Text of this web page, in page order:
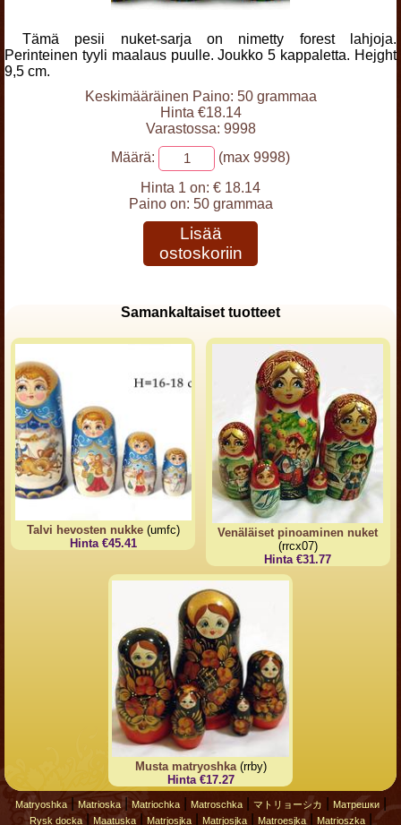
Tämä pesii nuket-sarja on nimetty forest lahjoja.
Perinteinen tyyli maalaus puulle. Joukko 5 kappaletta. Hejght
9,5 cm.
Keskimääräinen Paino: 50 grammaa
Hinta €18.14
Varastossa: 9998
Määrä:
(max 9998)
Hinta 1 on: € 18.14
Paino on: 50 grammaa
Lisää
ostoskoriin
Samankaltaiset tuotteet
Talvi hevosten nukke(umfc)
Hinta €45.41
Venäläiset pinoaminen nuket
(rrcx07)
Hinta €31.77
Musta matryoshka(rrby)
Hinta €17.27
Matryoshka| Matrioska| Matriochka| Matroschka| マトリョーシカ Матрешки|
Rysk docka| Maatuska| Matrjosjka| Matrjosjka| Matroesjka| Matrioszka|